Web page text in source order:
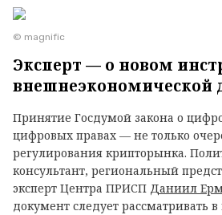
© magnific
Эксперт — о новом
внешнеэкономической
Принятие Госдумой закона о
цифровых правах — не только
регулирования крипторынка.
консультант, региональный
эксперт Центра ПРИСП Даниил
документ следует рассматривать в